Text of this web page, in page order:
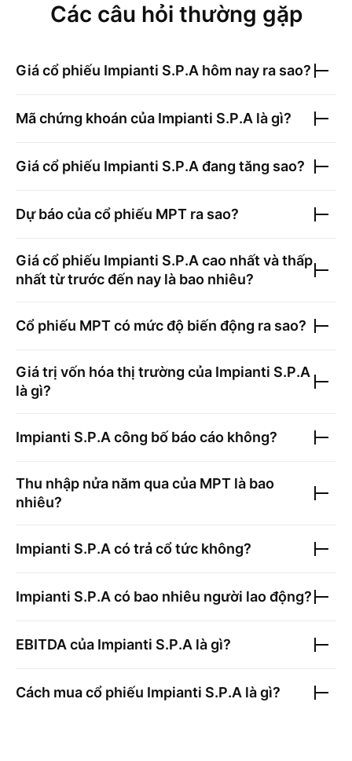
Các câu hỏi thường gặp
Giá cổ phiếu Impianti S.P.A hôm nay ra sao?
Mã chứng khoán của Impianti S.P.A là gì?
Giá cổ phiếu Impianti S.P.A đang tăng sao?
Dự báo của cổ phiếu MPT ra sao?
Giá cổ phiếu Impianti S.P.A cao nhất và thấp
nhất từ trước đến nay là bao nhiêu?
Cổ phiếu MPTcó mức độ biến động ra sao?
Giá trị vốn hóa thị trường của Impianti S.P.A
là gì?
Impianti S.P.A công bố báo cáo không?
Thu nhập nửa năm qua của MPT là bao
nhiêu?
Impianti S.P.A có trả cổ tức không?
Impianti S.P.A có bao nhiêu người lao động?
EBITDA của Impianti S.P.A là gì?
Cách mua cổ phiếu Impianti S.P.A là gì?